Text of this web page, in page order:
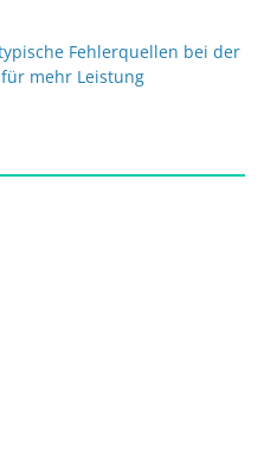
Fehlerquellen bei der
mehr Leistung